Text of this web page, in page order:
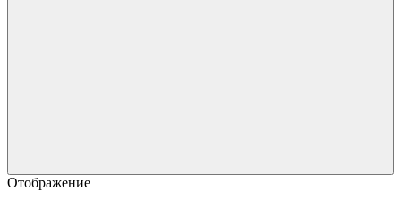
Отображение